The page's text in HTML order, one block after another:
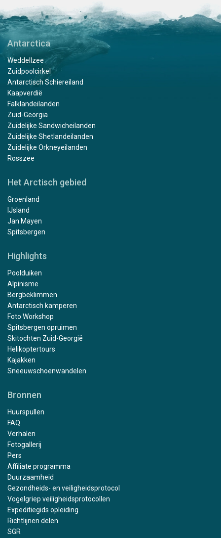
Antarctica
Weddellzee
Zuidpoolcirkel
Antarctisch Schiereiland
Kaapverdië
Falklandeilanden
Zuid-Georgia
Zuidelijke Sandwicheilanden
Zuidelijke Shetlandeilanden
Zuidelijke Orkneyeilanden
Rosszee
Het Arctisch gebied
Groenland
IJsland
Jan Mayen
Spitsbergen
Highlights
Poolduiken
Alpinisme
Bergbeklimmen
Antarctisch kamperen
Foto Workshop
Spitsbergen opruimen
Skitochten Zuid-Georgië
Helikoptertours
Kajakken
Sneeuwschoenwandelen
Bronnen
Huurspullen
FAQ
Verhalen
Fotogallerij
Pers
Affiliate programma
Duurzaamheid
Gezondheids- en veiligheidsprotocol
Vogelgriep veiligheidsprotocollen
Expeditiegids opleiding
Richtlijnen delen
SGR